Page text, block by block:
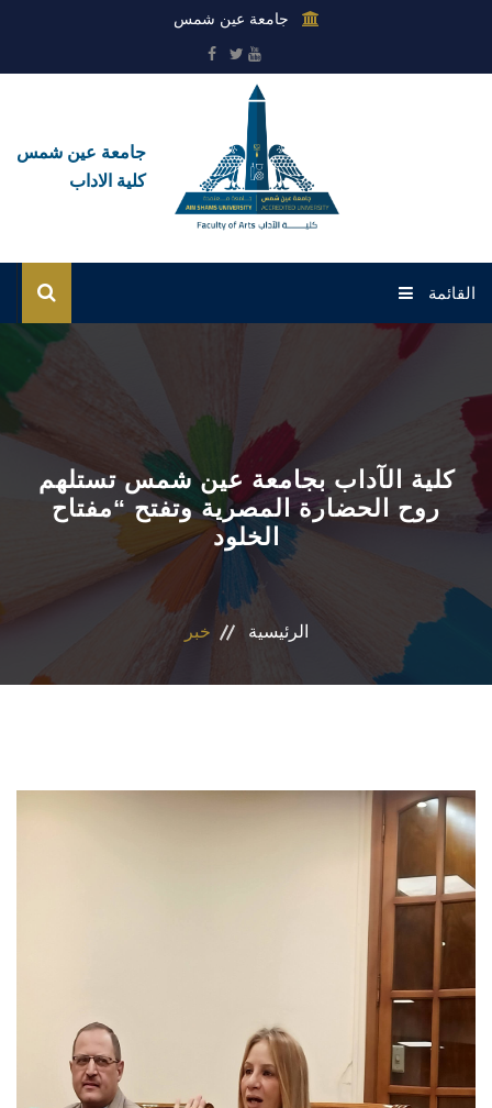
جامعة عين شمس
جامعة عين شمس
كلية الاداب
القائمة
الرئيسية
القطاعات
كلية الآداب بجامعة عين شمس تستلهم
روح الحضارة المصرية وتفتح “مفتاح
الخلود
الرئيسية خبر